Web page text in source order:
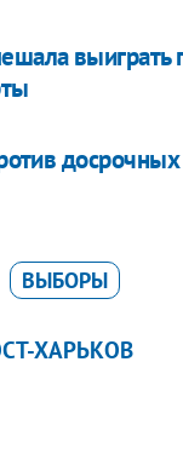
выиграть
ВЫБОРЫ
ХАРЬКОВ